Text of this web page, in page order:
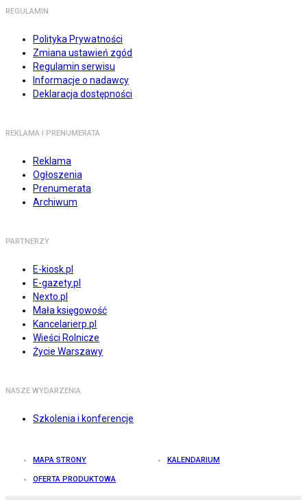
REGULAMIN
Polityka Prywatności
Zmiana ustawień zgód
Regulamin serwisu
Informacje o nadawcy
Deklaracja dostępności
REKLAMA I PRENUMERATA
Reklama
Ogłoszenia
Prenumerata
Archiwum
PARTNERZY
E-kiosk.pl
E-gazety.pl
Nexto.pl
Mała księgowość
Kancelarierp.pl
Wieści Rolnicze
Życie Warszawy
NASZE WYDARZENIA
Szkolenia i konferencje
MAPA STRONY KALENDARIUM
OFERTA PRODUKTOWA